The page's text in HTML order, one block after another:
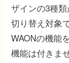
ザインの3種
切り替え対象
WAONの機能
機能は付きま